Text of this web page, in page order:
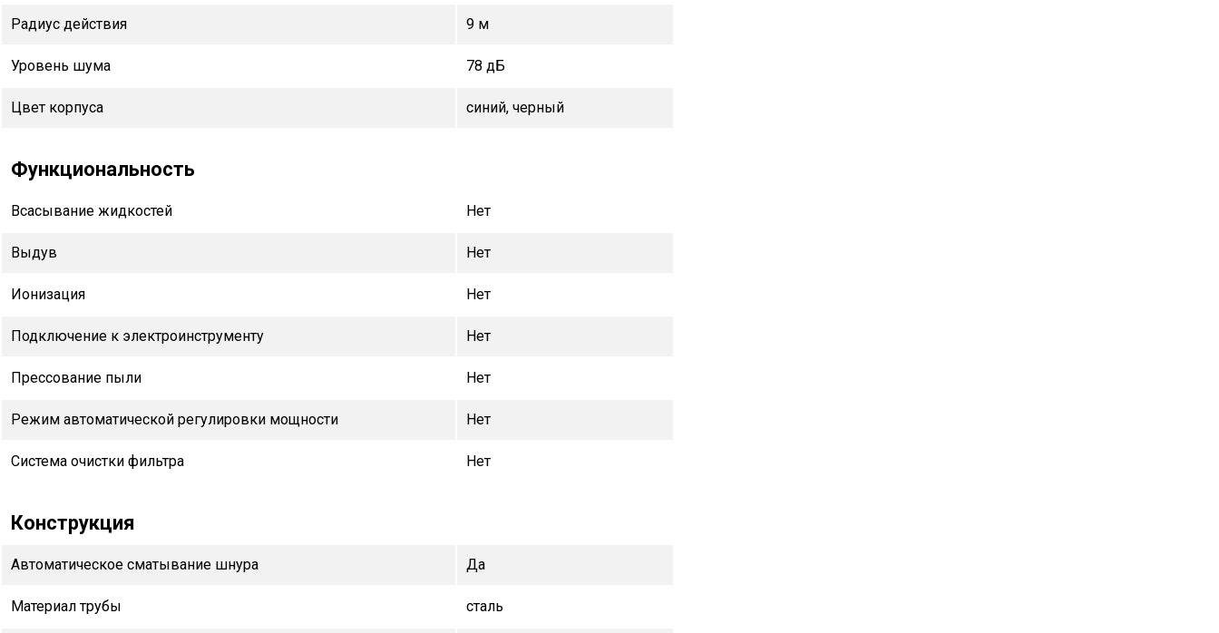
Радиус действия 9 м
Уровень шума 78 дБ
Цвет корпуса синий, черный
Функциональность
Всасывание жидкостей Нет
Выдув Нет
Ионизация Нет
Подключение к электроинструменту Нет
Прессование пыли Нет
Режим автоматической регулировки мощности Нет
Система очистки фильтра Нет
Конструкция
Автоматическое сматывание шнура Да
Материал трубы сталь